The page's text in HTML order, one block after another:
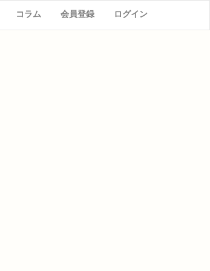
コラム 会員登録 ログイン